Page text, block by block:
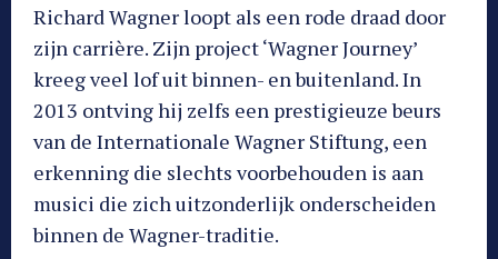
Richard Wagner loopt als een rode draad door
zijn carrière. Zijn project ‘Wagner Journey’
kreeg veel lof uit binnen- en buitenland. In
2013 ontving hij zelfs een prestigieuze beurs
van de Internationale Wagner Stiftung, een
erkenning die slechts voorbehouden is aan
musici die zich uitzonderlijk onderscheiden
binnen de Wagner-traditie.